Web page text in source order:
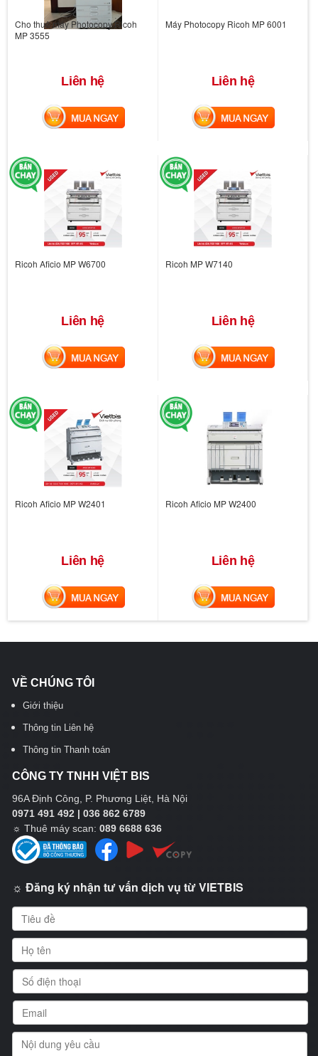
Cho thuê máy Photocopy Ricoh
MP 3555
Liên hệ
MUA NGAY
Máy Photocopy Ricoh MP 6001
Liên hệ
MUA NGAY
Ricoh Aficio MP W6700
Liên hệ
MUA NGAY
Ricoh MP W7140
Liên hệ
MUA NGAY
Ricoh Aficio MP W2401
Liên hệ
MUA NGAY
Ricoh Aficio MP W2400
Liên hệ
MUA NGAY
VỀ CHÚNG TÔI
Giới thiệu
Thông tin Liên hệ
Thông tin Thanh toán
CÔNG TY TNHH VIỆT BIS
96A Định Công, P. Phương Liệt, Hà Nội
0971 491 492 | 036 862 6789
☼ Thuê máy scan: 089 6688 636
☼ Đăng ký nhận tư vấn dịch vụ từ VIETBIS